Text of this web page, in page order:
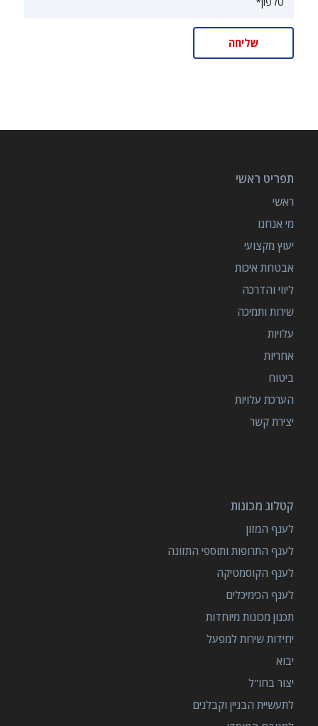
תפריט ראשי
ראשי
מי אנחנו
יעוץ מקצועי
אבטחת איכות
ליווי והדרכה
שירות ותמיכה
עלויות
אחריות
ביטוח
הערכת עלויות
יצירת קשר
קטלוג מכונות
לענף המזון
לענף התרופות ותוספי התזונה
לענף הקוסמטיקה
לענף הכימיכלים
תכנון מכונות מיוחדות
יחידות שירות למפעל
יבוא
יצור בחו"ל
לתעשיית הבניין וקבלנים